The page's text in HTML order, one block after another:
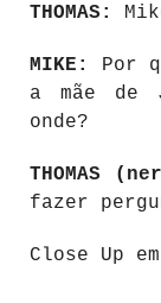
THOMAS:
MIKE:
Por
a mãe de
onde?
THOMAS
fazer
Close Up